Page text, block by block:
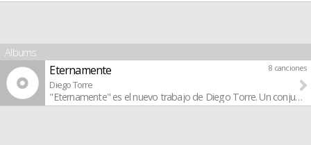
Albums
8 canciones
Eternamente
Diego Torre
"Eternamente" es el nuevo trabajo de Diego Torre. Un